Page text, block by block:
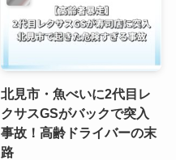
北見市・魚べいに2代目レ
クサスGSがバックで突入
事故！高齢ドライバーの末
路